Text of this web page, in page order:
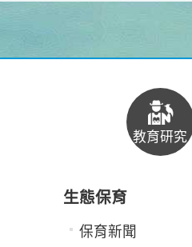
教育研究
生態保育
保育新聞